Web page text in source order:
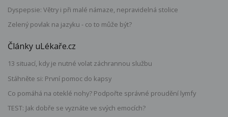
Dyspepsie: Větry i při malé námaze, nepravidelná stolice
Zelený povlak na jazyku - co to může být?
Články uLékaře.cz
13 situací, kdy je nutné volat záchrannou službu
Stáhněte si: První pomoc do kapsy
Co pomáhá na oteklé nohy? Podpořte správné proudění lymfy
TEST: Jak dobře se vyznáte ve svých emocích?